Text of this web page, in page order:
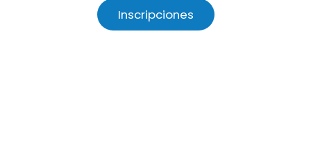
Inscripciones